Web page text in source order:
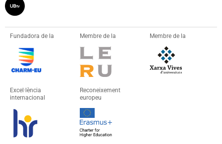
Fundadora de la Membre de la Membre de la
Excel·lència
internacional
Reconeixement
europeu